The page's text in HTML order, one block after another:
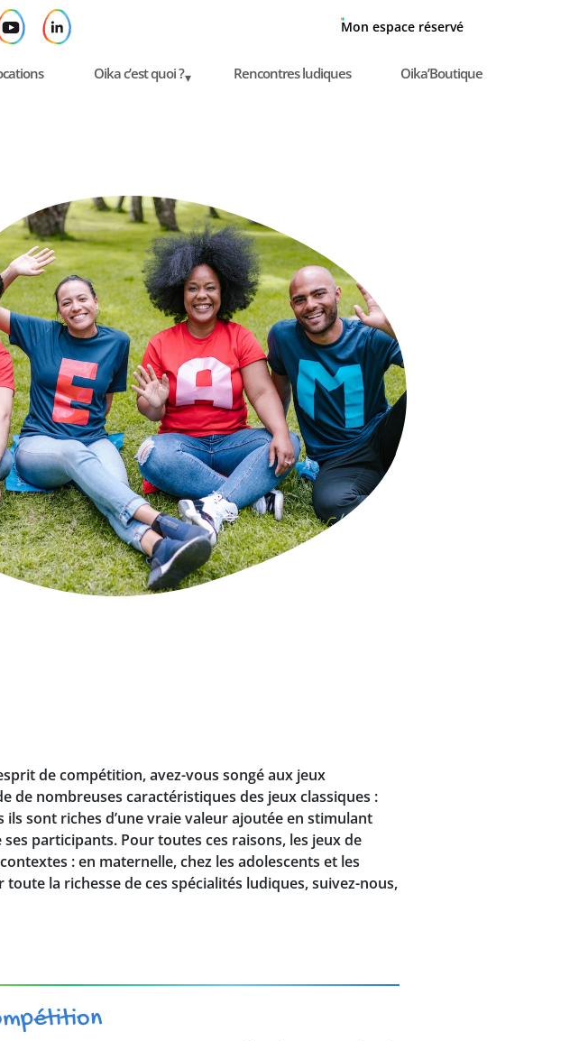
Mon espace réservé
Oika c’est quoi ? Rencontres ludiques Oika’Boutique
de compétition, avez-vous songé aux jeux
de nombreuses caractéristiques des jeux classiques :
sont riches d’une vraie valeur ajoutée en stimulant
participants. Pour toutes ces raisons, les jeux de
: en maternelle, chez les adolescents et les
la richesse de ces spécialités ludiques, suivez-nous,